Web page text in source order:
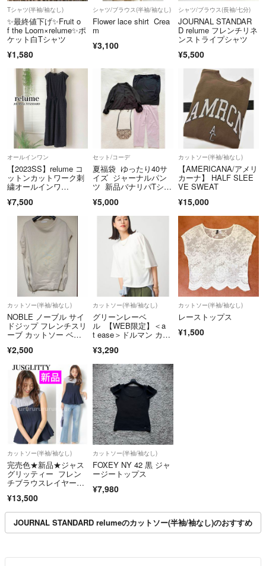
Tシャツ(半袖/袖なし)
✨最終値下げ✨Fruit o
f the Loom×relume✨ポ
ケット白Tシャツ
¥1,580
シャツ/ブラウス(半袖/袖なし)
Flower lace shirt Crea
m
¥3,100
シャツ/ブラウス(長袖/七分)
JOURNAL STANDAR
D relume フレンチリネ
ンストライプシャツ
¥5,500
オールインワン
【2023SS】relume コ
ットンカットワーク刺
繍オールインワ
¥7,500
セット/コーデ
夏福袋 ゆったり40サ
イズ ジャーナルパン
ツ 新品バナリパTシャ
¥5,000
カットソー(半袖/袖なし)
【AMERICANA/アメリ
カーナ】 HALF SLEE
VE SWEAT
¥15,000
カットソー(半袖/袖なし)
NOBLE ノーブル サイ
ドジップ フレンチスリ
ーブ カットソー ベー
ットジッププルオーバ
¥2,500
カットソー(半袖/袖なし)
グリーンレーベ
ル 【WEB限定】＜a
t ease＞ドルマン カッ
¥3,290
カットソー(半袖/袖なし)
レーストップス
¥1,500
カットソー(半袖/袖なし)
完売色★新品★ジャス
グリッティー フレン
チブラウスレイヤード
¥13,500
カットソー(半袖/袖なし)
FOXEY NY 42 黒 ジャ
ージートップス
¥7,980
JOURNAL STANDARD relumeのカットソー(半袖/袖なし)のおすすめ